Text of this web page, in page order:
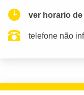
ver horario
telefone não